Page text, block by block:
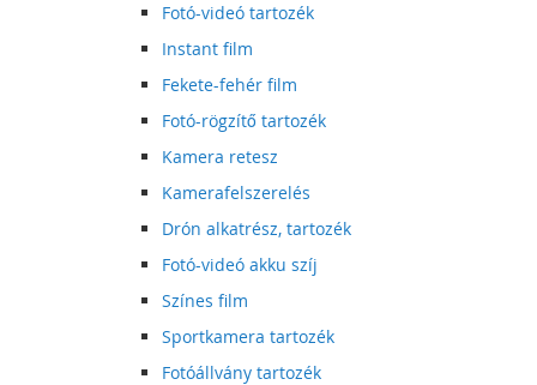
Fotó-videó tartozék
Instant film
Fekete-fehér film
Fotó-rögzítő tartozék
Kamera retesz
Kamerafelszerelés
Drón alkatrész, tartozék
Fotó-videó akku szíj
Színes film
Sportkamera tartozék
Fotóállvány tartozék